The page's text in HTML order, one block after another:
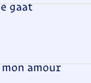
gaat
amour